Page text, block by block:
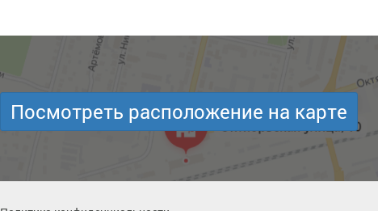
Посмотреть расположение на карте